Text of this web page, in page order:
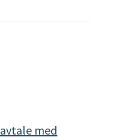
med